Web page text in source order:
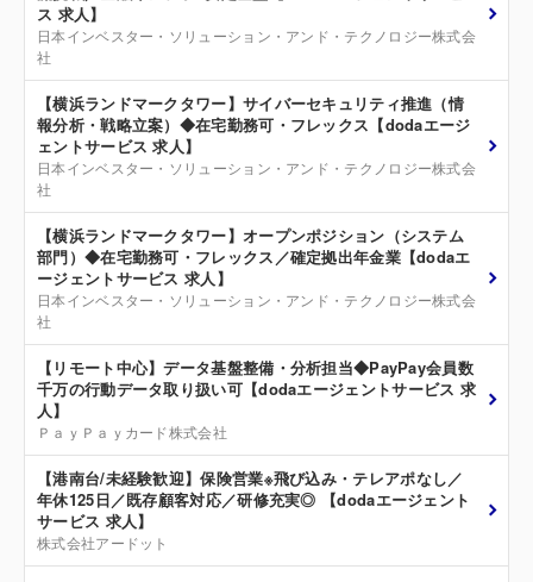
ス 求人】
日本インベスター・ソリューション・アンド・テクノロジー株式会
社
【横浜ランドマークタワー】サイバーセキュリティ推進（情
報分析・戦略立案）◆在宅勤務可・フレックス【dodaエージ
ェントサービス 求人】
日本インベスター・ソリューション・アンド・テクノロジー株式会
社
【横浜ランドマークタワー】オープンポジション（システム
部門）◆在宅勤務可・フレックス／確定拠出年金業【dodaエ
ージェントサービス 求人】
日本インベスター・ソリューション・アンド・テクノロジー株式会
社
【リモート中心】データ基盤整備・分析担当◆PayPay会員数
千万の行動データ取り扱い可【dodaエージェントサービス 求
人】
ＰａｙＰａｙカード株式会社
【港南台/未経験歓迎】保険営業※飛び込み・テレアポなし／
年休125日／既存顧客対応／研修充実◎ 【dodaエージェント
サービス 求人】
株式会社アードット